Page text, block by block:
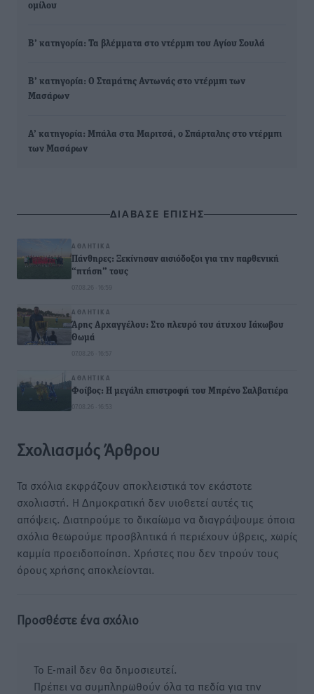
ομίλου
Β’ κατηγορία: Τα βλέμματα στο ντέρμπι του Αγίου Σουλά
Β’ κατηγορία: Ο Σταμάτης Αντωνάς στο ντέρμπι των
Μασάρων
Α’ κατηγορία: Μπάλα στα Μαριτσά, ο Σπάρταλης στο ντέρμπι
των Μασάρων
ΔΙΑΒΑΣΕ ΕΠΙΣΗΣ
ΑΘΛΗΤΙΚΆ
Πάνθηρες: Ξεκίνησαν αισιόδοξοι για την παρθενική
“πτήση” τους
07.08.26 · 16:59
ΑΘΛΗΤΙΚΆ
Άρης Αρχαγγέλου: Στο πλευρό του άτυχου Ιάκωβου
Θωμά
07.08.26 · 16:57
ΑΘΛΗΤΙΚΆ
Φοίβος: Η μεγάλη επιστροφή του Μπρένο Σαλβατιέρα
07.08.26 · 16:53
Σχολιασμός Άρθρου
Τα σχόλια εκφράζουν αποκλειστικά τον εκάστοτε
σχολιαστή. Η Δημοκρατική δεν υιοθετεί αυτές τις
απόψεις. Διατηρούμε το δικαίωμα να διαγράψουμε όποια
σχόλια θεωρούμε προσβλητικά ή περιέχουν ύβρεις, χωρίς
καμμία προειδοποίηση. Χρήστες που δεν τηρούν τους
όρους χρήσης αποκλείονται.
Προσθέστε ένα σχόλιο
Το E-mail δεν θα δημοσιευτεί.
Πρέπει να συμπληρωθούν όλα τα πεδία για την